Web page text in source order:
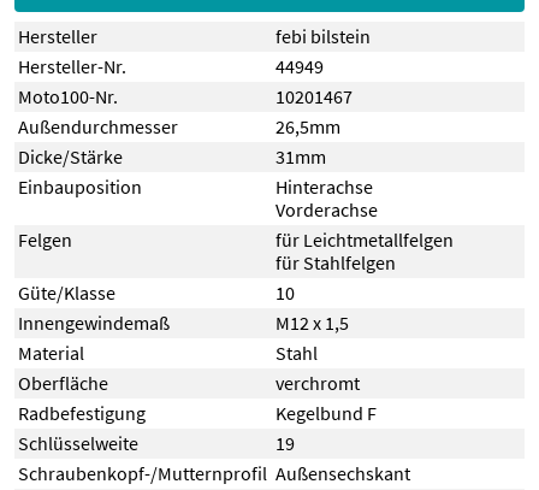
Hersteller
febi bilstein
Hersteller-Nr.
44949
Moto100-Nr.
10201467
Außendurchmesser
26,5mm
Dicke/Stärke
31mm
Einbauposition
Hinterachse
Vorderachse
Felgen
für Leichtmetallfelgen
für Stahlfelgen
Güte/Klasse
10
Innengewindemaß
M12 x 1,5
Material
Stahl
Oberfläche
verchromt
Radbefestigung
Kegelbund F
Schlüsselweite
19
Schraubenkopf-/Mutternprofil Außensechskant